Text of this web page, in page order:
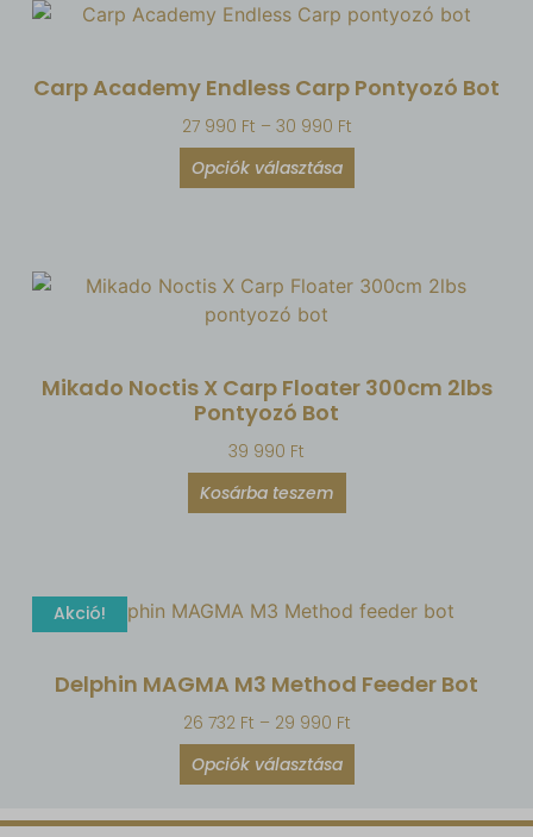
Carp Academy Endless Carp Pontyozó Bot
27 990 Ft – 30 990 Ft
Opciók választása
Mikado Noctis X Carp Floater 300cm 2lbs
Pontyozó Bot
39 990 Ft
Kosárba teszem
Akció!
Delphin MAGMA M3 Method Feeder Bot
26 732 Ft – 29 990 Ft
Opciók választása